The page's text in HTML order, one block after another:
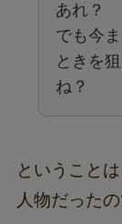
あれ？
でも今
ときを
ね？
ということ
人物だった